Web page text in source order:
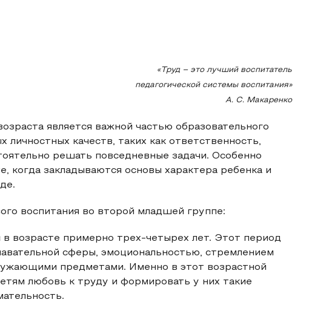
«Труд – это лучший воспитатель
педагогической системы воспитания»
А. С. Макаренко
является важной частью образовательного
качеств, таких как ответственность,
решать повседневные задачи. Особенно
когда закладываются основы характера ребенка и
воспитания во второй младшей группе:
возрасте примерно трех-четырех лет. Этот период
сферы, эмоциональностью, стремлением
предметами. Именно в этот возрастной
любовь к труду и формировать у них такие